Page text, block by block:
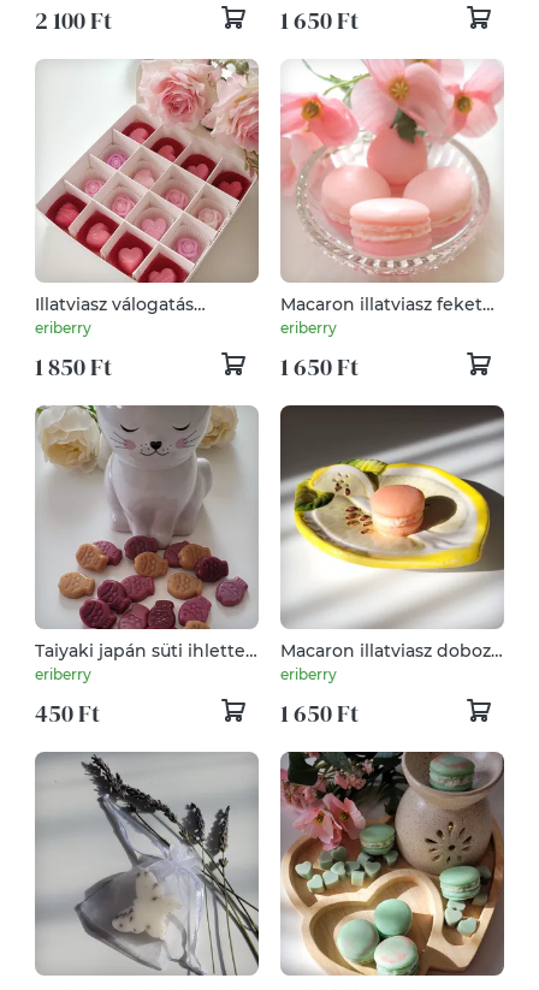
2 100 Ft 1 650 Ft
Illatviasz válogatás
bonbon ajándék box
eriberry
1 850 Ft
Macaron illatviasz fekete
cseresznye illattal
eriberry
1 650 Ft
Taiyaki japán süti ihlette
illatviasz
eriberry
450 Ft
Macaron illatviasz doboz
különböző illatokban
eriberry
1 650 Ft